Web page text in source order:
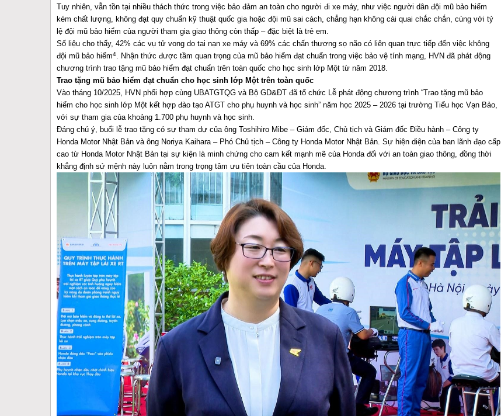
Tuy nhiên, vẫn tồn tại nhiều thách thức trong việc bảo đảm an toàn cho người đi xe máy, như việc người dân đội mũ bảo hiểm
kém chất lượng, không đạt quy chuẩn kỹ thuật quốc gia hoặc đội mũ sai cách, chẳng hạn không cài quai chắc chắn, cùng với tỷ
lệ đội mũ bảo hiểm của người tham gia giao thông còn thấp – đặc biệt là trẻ em.
Số liệu cho thấy, 42% các vụ tử vong do tai nạn xe máy và 69% các chấn thương sọ não có liên quan trực tiếp đến việc không
đội mũ bảo hiểm4. Nhận thức được tầm quan trọng của mũ bảo hiểm đạt chuẩn trong việc bảo vệ tính mạng, HVN đã phát động
chương trình trao tặng mũ bảo hiểm đạt chuẩn trên toàn quốc cho học sinh lớp Một từ năm 2018.
Trao tặng mũ bảo hiểm đạt chuẩn cho học sinh lớp Một trên toàn quốc
Vào tháng 10/2025, HVN phối hợp cùng UBATGTQG và Bộ GD&ĐT đã tổ chức Lễ phát động chương trình “Trao tặng mũ bảo
hiểm cho học sinh lớp Một kết hợp đào tạo ATGT cho phụ huynh và học sinh” năm học 2025 – 2026 tại trường Tiểu học Vạn Bảo,
với sự tham gia của khoảng 1.700 phụ huynh và học sinh.
Đáng chú ý, buổi lễ trao tặng có sự tham dự của ông Toshihiro Mibe – Giám đốc, Chủ tịch và Giám đốc Điều hành – Công ty
Honda Motor Nhật Bản và ông Noriya Kaihara – Phó Chủ tịch – Công ty Honda Motor Nhật Bản. Sự hiện diện của ban lãnh đạo cấp
cao từ Honda Motor Nhật Bản tại sự kiện là minh chứng cho cam kết mạnh mẽ của Honda đối với an toàn giao thông, đồng thời
khẳng định sứ mệnh này luôn nằm trong trọng tâm ưu tiên toàn cầu của Honda.